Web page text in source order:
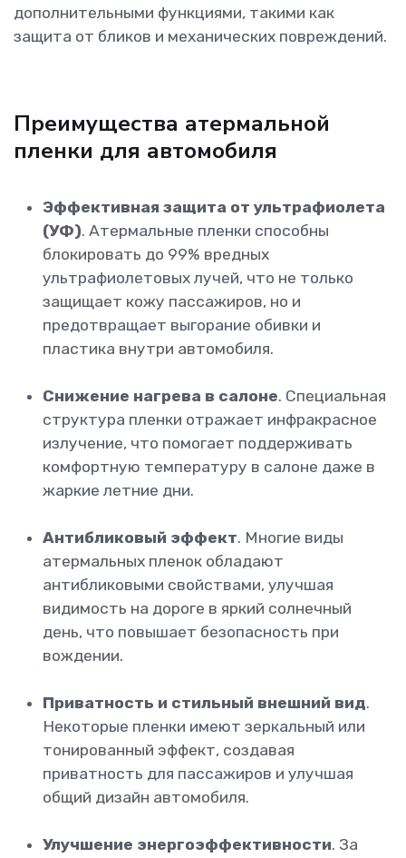
дополнительными функциями, такими как
защита от бликов и механических повреждений.
Преимущества атермальной
пленки для автомобиля
Эффективная защита от ультрафиолета
(УФ). Атермальные пленки способны
блокировать до 99% вредных
ультрафиолетовых лучей, что не только
защищает кожу пассажиров, но и
предотвращает выгорание обивки и
пластика внутри автомобиля.
Снижение нагрева в салоне. Специальная
структура пленки отражает инфракрасное
излучение, что помогает поддерживать
комфортную температуру в салоне даже в
жаркие летние дни.
Антибликовый эффект. Многие виды
атермальных пленок обладают
антибликовыми свойствами, улучшая
видимость на дороге в яркий солнечный
день, что повышает безопасность при
вождении.
Приватность и стильный внешний вид.
Некоторые пленки имеют зеркальный или
тонированный эффект, создавая
приватность для пассажиров и улучшая
общий дизайн автомобиля.
Улучшение энергоэффективности. За